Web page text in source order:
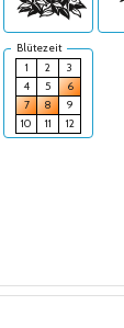
Blütezeit
1
2
3
4
5
6
7
8
9
10
11 12